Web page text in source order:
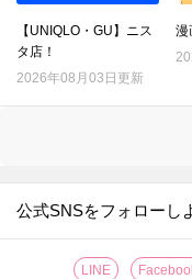
【UNIQLO・GU】ニス
タ店！
2026年08月03日更新
漫
公式SNSをフォローし
LINE